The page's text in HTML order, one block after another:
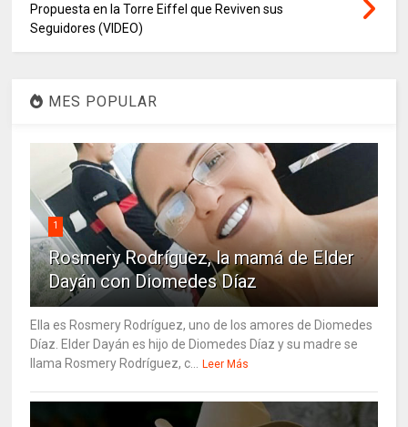
Propuesta en la Torre Eiffel que Reviven sus
Seguidores (VIDEO)
MES POPULAR
1
Rosmery Rodríguez, la mamá de Elder
Dayán con Diomedes Díaz
Ella es Rosmery Rodríguez, uno de los amores de Diomedes
Díaz. Elder Dayán es hijo de Diomedes Díaz y su madre se
llama Rosmery Rodríguez, c...
Leer Más